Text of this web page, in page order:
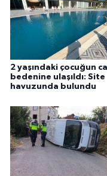
2 yaşındaki çocuğun
bedenine ulaşıldı: Site
havuzunda bulundu